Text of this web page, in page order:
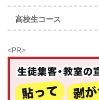
高校生コース
<PR>